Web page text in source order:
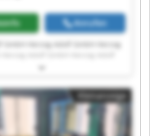
Anrufen
GmbH Herzog Adolf GmbH Herzog
Adolf GmbH Herzog Adolf GmbH
Adolf GmbH Herzog Adolf
Adolf GmbH Herzog Adolf GmbH
GmbH Herzog Adolf GmbH Herzog
Adolf GmbH
Kleinanzeige